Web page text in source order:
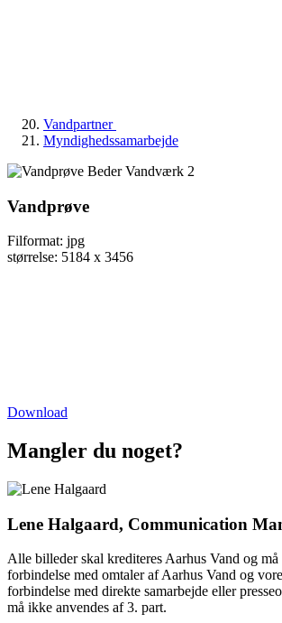
Vandpartner
Myndighedssamarbejde
Vandprøve
Filformat: jpg
størrelse: 5184 x 3456
Download
Mangler du noget?
Lene Halgaard, Communication
Alle billeder skal krediteres Aarhus Vand og
forbindelse med omtaler af Aarhus Vand og
forbindelse med direkte samarbejde eller
må ikke anvendes af 3. part.